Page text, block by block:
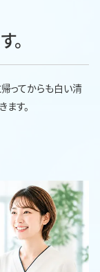
。
ってからも白い清
す。